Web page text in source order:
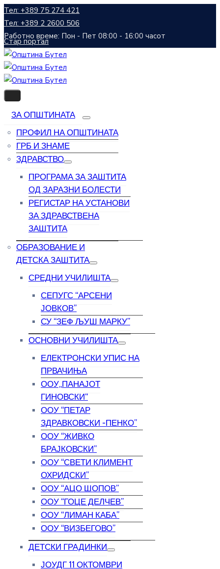
Тел: +389 75 274 421
Тел: +389 2 2600 506
Работно време: Пон - Пет 08:00 - 16:00 часот
Стар портал
ЗА ОПШТИНАТА
ПРОФИЛ НА ОПШТИНАТА
ГРБ И ЗНАМЕ
ЗДРАВСТВО
ПРОГРАМА ЗА ЗАШТИТА
ОД ЗАРАЗНИ БОЛЕСТИ
РЕГИСТАР НА УСТАНОВИ
ЗА ЗДРАВСТВЕНА
ЗАШТИТА
ОБРАЗОВАНИЕ И
ДЕТСКА ЗАШТИТА
СРЕДНИ УЧИЛИШТА
СЕПУГС “АРСЕНИ
ЈОВКОВ”
СУ “ЗЕФ ЉУШ МАРКУ”
ОСНОВНИ УЧИЛИШТА
ЕЛЕКТРОНСКИ УПИС НА
ПРВАЧИЊА
ООУ„ПАНАЈОТ
ГИНОВСКИ“
ООУ “ПЕТАР
ЗДРАВКОВСКИ -ПЕНКО”
ООУ “ЖИВКО
БРАЈКОВСКИ”
ООУ “СВЕТИ КЛИМЕНТ
ОХРИДСКИ”
ООУ “АЦО ШОПОВ”
ООУ “ГОЦЕ ДЕЛЧЕВ”
ООУ “ЛИМАН КАБА”
ООУ “ВИЗБЕГОВО”
ДЕТСКИ ГРАДИНКИ
ЈОУДГ 11 ОКТОМВРИ